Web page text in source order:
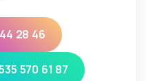
28 46
570 61 87